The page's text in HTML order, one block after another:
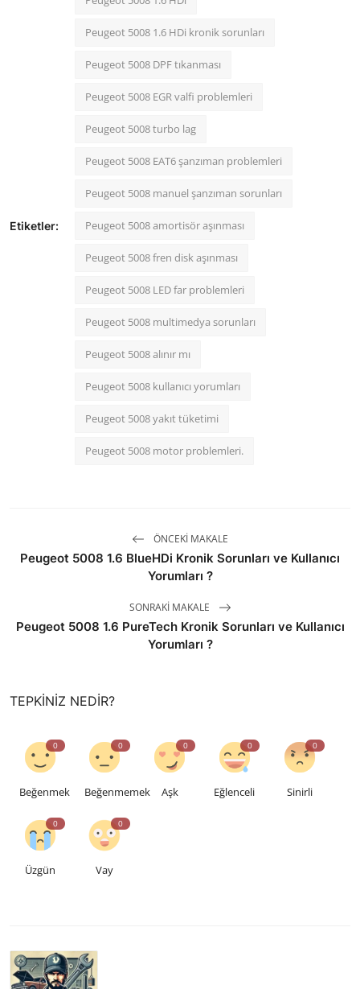
Etiketler:
Peugeot 5008 1.6 HDi kronik sorunları
Peugeot 5008 DPF tıkanması
Peugeot 5008 EGR valfi problemleri
Peugeot 5008 turbo lag
Peugeot 5008 EAT6 şanzıman problemleri
Peugeot 5008 manuel şanzıman sorunları
Peugeot 5008 amortisör aşınması
Peugeot 5008 fren disk aşınması
Peugeot 5008 LED far problemleri
Peugeot 5008 multimedya sorunları
Peugeot 5008 alınır mı
Peugeot 5008 kullanıcı yorumları
Peugeot 5008 yakıt tüketimi
Peugeot 5008 motor problemleri.
ÖNCEKI MAKALE
Peugeot 5008 1.6 BlueHDi Kronik Sorunları ve Kullanıcı
Yorumları ?
SONRAKI MAKALE
Peugeot 5008 1.6 PureTech Kronik Sorunları ve Kullanıcı
Yorumları ?
TEPKINIZ NEDIR?
0
Beğenmek
0
Beğenmemek
0
Aşk
0
Eğlenceli
0
Sinirli
0
Üzgün
0
Vay